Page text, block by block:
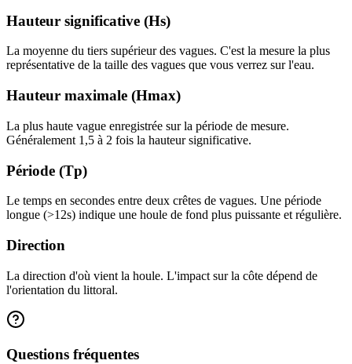
Hauteur significative (Hs)
La moyenne du tiers supérieur des vagues. C'est la mesure la plus
représentative de la taille des vagues que vous verrez sur l'eau.
Hauteur maximale (Hmax)
La plus haute vague enregistrée sur la période de mesure.
Généralement 1,5 à 2 fois la hauteur significative.
Période (Tp)
Le temps en secondes entre deux crêtes de vagues. Une période
longue (>12s) indique une houle de fond plus puissante et régulière.
Direction
La direction d'où vient la houle. L'impact sur la côte dépend de
l'orientation du littoral.
Questions fréquentes